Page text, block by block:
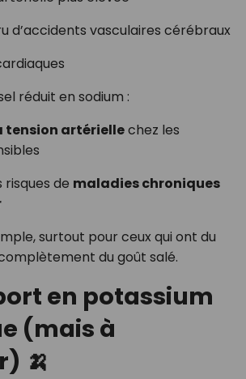
d’accidents vasculaires cérébraux
réduit en sodium :
tension artériellechez les
risques de maladies chroniques
surtout pour ceux qui ont du
du goût salé.
en potassium
(mais à
🍌